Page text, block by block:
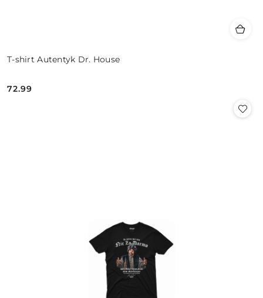
T-shirt Autentyk Dr. House
Cena:
72.99